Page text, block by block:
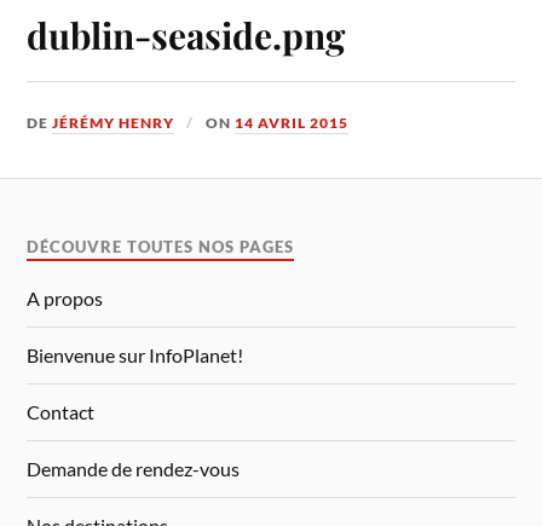
dublin-seaside.png
DEJÉRÉMY HENRY ON 14 AVRIL 2015
DÉCOUVRE TOUTES NOS PAGES
A propos
Bienvenue sur InfoPlanet!
Contact
Demande de rendez-vous